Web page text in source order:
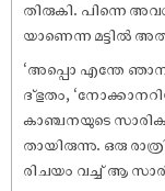
തിരുകി. പിന്നെ
യാണെന്ന മട്ടിൽ
‘അപ്പൊ എന്തേ
ദ്ഭുതം,
കാഞ്ചനയുടെ
തായിരുന്നു. ഒരു
രിചയം വച്ച് ആ